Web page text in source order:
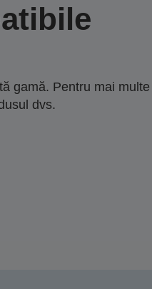
gamă. Pentru mai
dvs.